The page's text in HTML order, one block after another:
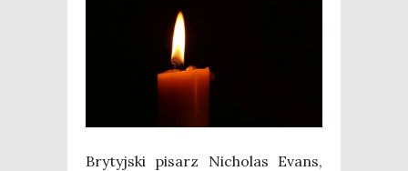
Bry­tyj­ski pisarz Nicho­las Evans,